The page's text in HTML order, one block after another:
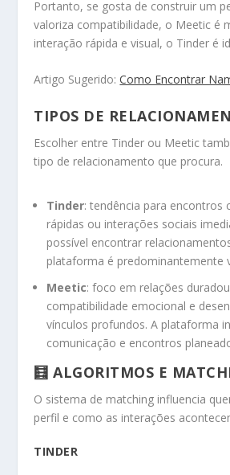
Portanto, se gosta de construir um
valoriza compatibilidade, o Meetic é
interação rápida e visual, o Tinder é
Artigo Sugerido:Como Encontrar
TIPOS DE
Escolher entre Tinder ou Meetic
tipo de relacionamento que procura.
Tinder: tendência para encontros
rápidas ou interações sociais
possível encontrar
plataforma é predominantemente
Meetic: foco em relações
compatibilidade emocional e
vínculos profundos. A plataforma
comunicação e encontros
🧮 ALGORITMOS E
O sistema de matching influencia
perfil e como as interações
TINDER